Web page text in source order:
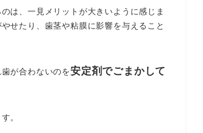
は、一見メリットが大きいように感じま
やせたり、歯茎や粘膜に影響を与えること
が合わないのを安定剤でごまかして
。